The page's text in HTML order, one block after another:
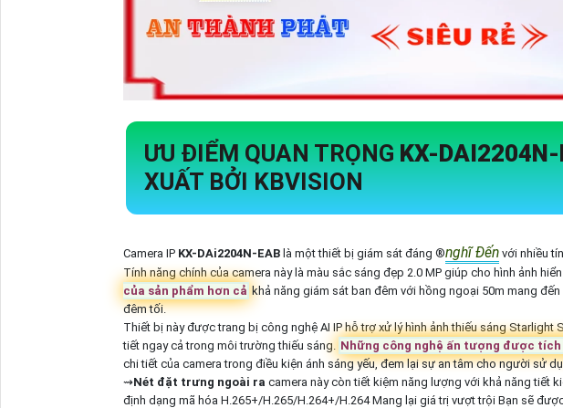
ƯU ĐIỂM QUAN TRỌNGKX-
XUẤT BỞI KBVISION
Camera IP KX-DAi2204N-EAB là một thiết bị giám sát đáng ®️nghĩ Đếnvới nhiều
Tính năng chính của camera này là màu sắc sáng đẹp 2.0 MP giúp cho hình ảnh
của sản phẩm hơn cả khả năng giám sát ban đêm với hồng ngoại 50m mang
đêm tối.
Thiết bị này được trang bị công nghệ AI IP hỗ trợ xử lý hình ảnh thiếu sáng Starlight
tiết ngay cả trong môi trường thiếu sáng.
Những công nghệ ấn tượng được tích
chi tiết của camera trong điều kiện ánh sáng yếu, đem lại sự an tâm cho người sử
⇝Nét đặt trưng ngoài ra camera này còn tiết kiệm năng lượng với khả năng tiết
định dạng mã hóa H.265+/H.265/H.264+/H.264 Mang lại giá trị vượt trội Bạn sẽ